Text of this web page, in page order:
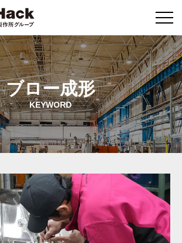
メ
ュ
ー
ボ
タ
ン
ブロー成形
KEYWORD